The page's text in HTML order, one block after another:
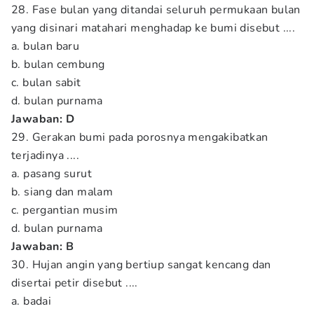
28. Fase bulan yang ditandai seluruh permukaan bulan
yang disinari matahari menghadap ke bumi disebut ....
a. bulan baru
b. bulan cembung
c. bulan sabit
d. bulan purnama
Jawaban: D
29. Gerakan bumi pada porosnya mengakibatkan
terjadinya ....
a. pasang surut
b. siang dan malam
c. pergantian musim
d. bulan purnama
Jawaban: B
30. Hujan angin yang bertiup sangat kencang dan
disertai petir disebut ....
a. badai